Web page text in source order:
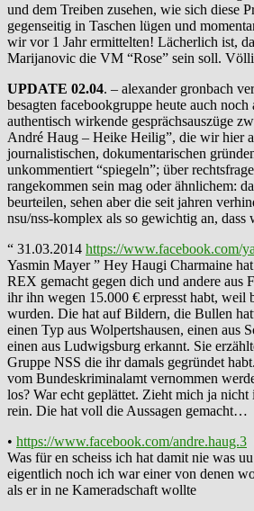
und dem Treiben zusehen, wie sich diese
gegenseitig in Taschen lügen und
wir vor 1 Jahr ermittelten! Lächerlich ist,
Marijanovic die VM “Rose” sein soll.
UPDATE 02.04. – alexander gronbach
besagten facebookgruppe heute auch noch
authentisch wirkende gesprächsauszüge
André Haug – Heike Heilig”, die wir hier
journalistischen, dokumentarischen
unkommentiert “spiegeln”; über
rangekommen sein mag oder ähnlichem:
beurteilen, sehen aber die seit jahren
nsu/nss-komplex als so gewichtig an, dass
“ 31.03.2014 https://www.facebook.com/
Yasmin Mayer ” Hey Haugi Charmaine
REX gemacht gegen dich und andere aus
ihr ihn wegen 15.000 € erpresst habt, weil
wurden. Die hat auf Bildern, die Bullen
einen Typ aus Wolpertshausen, einen aus
einen aus Ludwigsburg erkannt. Sie
Gruppe NSS die ihr damals gegründet
vom Bundeskriminalamt vernommen
los? War echt geplättet. Zieht mich ja nicht
rein. Die hat voll die Aussagen gemacht…
• https://www.facebook.com/andre.haug.3
Was für en scheiss ich hat damit nie was
eigentlich noch ich war einer von denen
als er in ne Kameradschaft wollte